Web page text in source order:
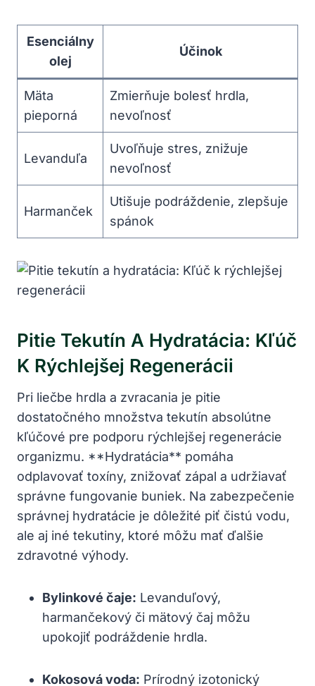
Esenciálny
olej
Účinok
Mäta
pieporná
Zmierňuje bolesť hrdla,
nevoľnosť
Levanduľa
Uvoľňuje stres, znižuje
nevoľnosť
Harmanček
Utišuje podráždenie, zlepšuje
spánok
Pitie Tekutín A Hydratácia: Kľúč
K Rýchlejšej Regenerácii
Pri liečbe hrdla a zvracania je pitie
dostatočného množstva tekutín absolútne
kľúčové pre podporu rýchlejšej regenerácie
organizmu. **Hydratácia** pomáha
odplavovať toxíny, znižovať zápal a udržiavať
správne fungovanie buniek. Na zabezpečenie
správnej hydratácie je dôležité piť čistú vodu,
ale aj iné tekutiny, ktoré môžu mať ďalšie
zdravotné výhody.
Bylinkové čaje: Levanduľový,
harmančekový či mätový čaj môžu
upokojiť podráždenie hrdla.
Kokosová voda: Prírodný izotonický